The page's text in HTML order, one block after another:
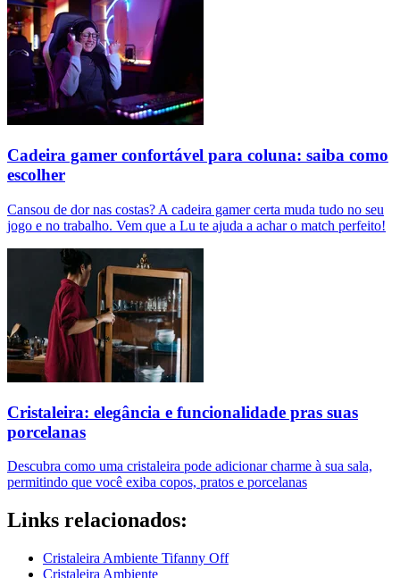
Cadeira gamer confortável para coluna: saiba como
escolher
Cansou de dor nas costas? A cadeira gamer certa muda tudo no seu
jogo e no trabalho. Vem que a Lu te ajuda a achar o match perfeito!
Cristaleira: elegância e funcionalidade pras suas
porcelanas
Descubra como uma cristaleira pode adicionar charme à sua sala,
permitindo que você exiba copos, pratos e porcelanas
Links relacionados:
Cristaleira Ambiente Tifanny Off
Cristaleira Ambiente